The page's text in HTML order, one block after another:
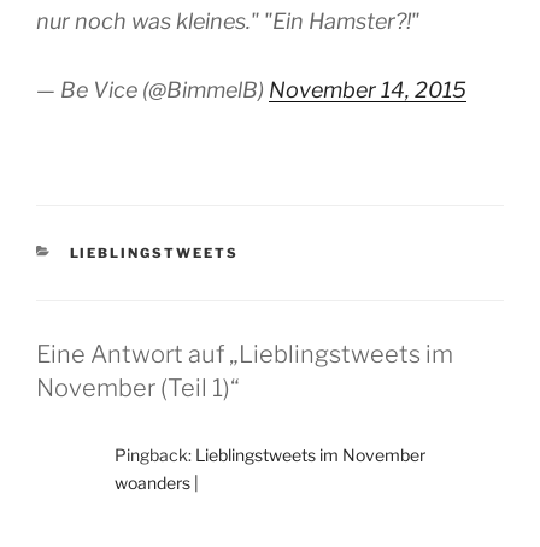
nur noch was kleines." "Ein Hamster?!"
— Be Vice (@BimmelB) November 14, 2015
KATEGORIEN
LIEBLINGSTWEETS
Eine Antwort auf „Lieblingstweets im
November (Teil 1)“
Pingback: Lieblingstweets im November
woanders |